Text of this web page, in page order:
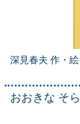
深見春夫 作・絵
おおきな そ